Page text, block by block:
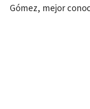
Gómez, mejor